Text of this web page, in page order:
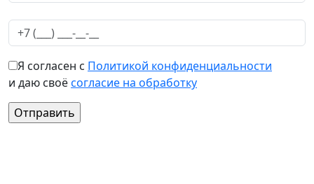
Я согласен с Политикой конфиденциальности
и даю своёсогласие на обработку